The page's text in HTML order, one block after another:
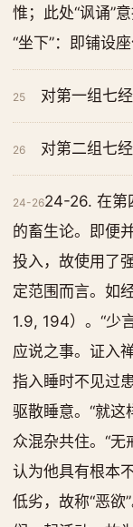
惟；此处“讽诵”
“坐下”：即铺设
25 对第一组七
26 对第二组七
24-2624-26. 在第
的畜生论。即便
投入，故使用了
定范围而言。如
1.9, 194）。“少
应说之事。证入
指入睡时不见过
驱散睡意。“就这
众混杂共住。“无
认为他具有根本
低劣，故称“恶欲